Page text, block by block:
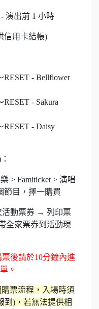
演出前 1 小時
信用卡結帳)
- Bellflower
- Sakura
- Daisy
> Famiticket > 演唱
節目，擇一購買
活動票券 → 列印票
全家票券到活動現
後請於10分鐘內進
。
票流程，入場時須
到)，若無法提供相